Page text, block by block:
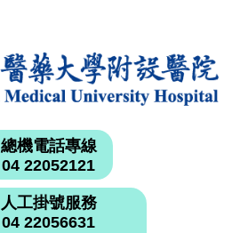
總機電話專線
04 22052121
人工掛號服務
04 22056631